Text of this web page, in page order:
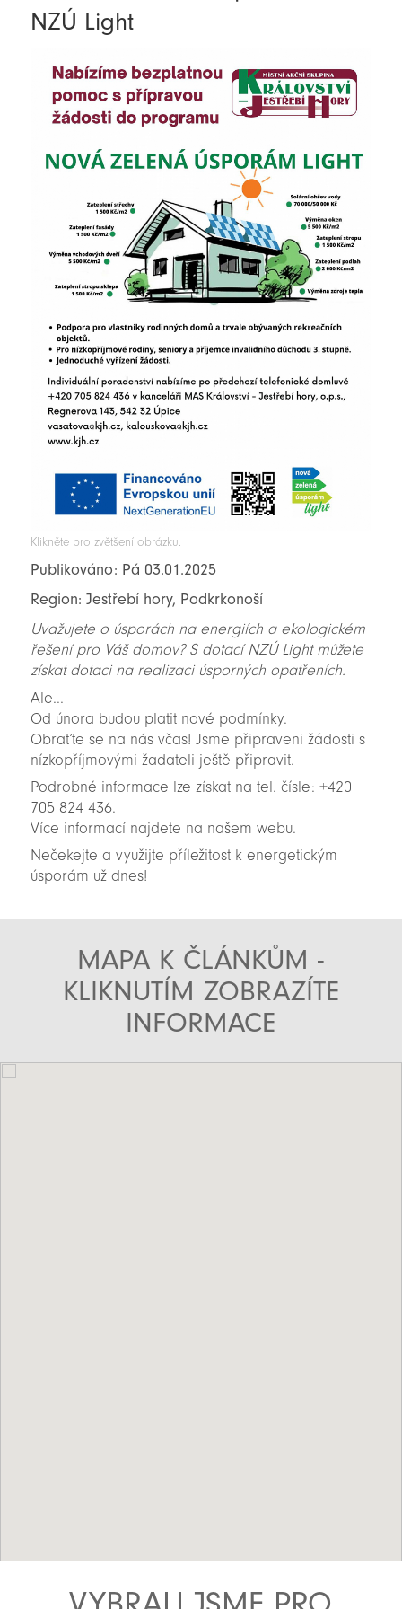
NZÚ Light
Klikněte pro zvětšení obrázku.
Publikováno: Pá 03.01.2025
Region: Jestřebí hory, Podkrkonoší
Uvažujete o úsporách na energiích a ekologickém
řešení pro Váš domov? S dotací NZÚ Light můžete
získat dotaci na realizaci úsporných opatřeních.
Ale...
Od února budou platit nové podmínky.
Obraťte se na nás včas! Jsme připraveni žádosti s
nízkopříjmovými žadateli ještě připravit.
Podrobné informace lze získat na tel. čísle: +420
705 824 436.
Více informací najdete na našem webu.
Nečekejte a využijte příležitost k energetickým
úsporám už dnes!
MAPA K ČLÁNKŮM -
KLIKNUTÍM ZOBRAZÍTE
INFORMACE